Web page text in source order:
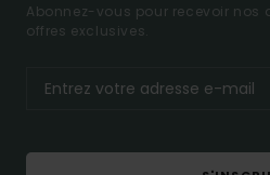
Abonnez-vous pour recevoir nos
offres exclusives.